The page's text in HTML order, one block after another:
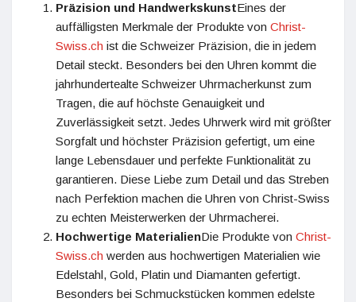
Präzision und HandwerkskunstEines der
auffälligsten Merkmale der Produkte von Christ-
Swiss.ch ist die Schweizer Präzision, die in jedem
Detail steckt. Besonders bei den Uhren kommt die
jahrhundertealte Schweizer Uhrmacherkunst zum
Tragen, die auf höchste Genauigkeit und
Zuverlässigkeit setzt. Jedes Uhrwerk wird mit größter
Sorgfalt und höchster Präzision gefertigt, um eine
lange Lebensdauer und perfekte Funktionalität zu
garantieren. Diese Liebe zum Detail und das Streben
nach Perfektion machen die Uhren von Christ-Swiss
zu echten Meisterwerken der Uhrmacherei.
Hochwertige MaterialienDie Produkte von Christ-
Swiss.ch werden aus hochwertigen Materialien wie
Edelstahl, Gold, Platin und Diamanten gefertigt.
Besonders bei Schmuckstücken kommen edelste